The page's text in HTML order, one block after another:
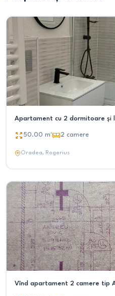
Apartament cu 2 dormitoare și
50.00 m² 2 camere
Oradea, Rogerius